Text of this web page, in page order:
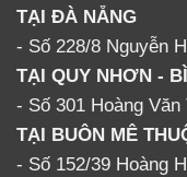
TẠI ĐÀ NẴNG
- Số 228/8 Nguyễn
TẠI QUY NHƠN -
- Số 301 Hoàng
TẠI BUÔN MÊ
- Số 152/39 Hoàng